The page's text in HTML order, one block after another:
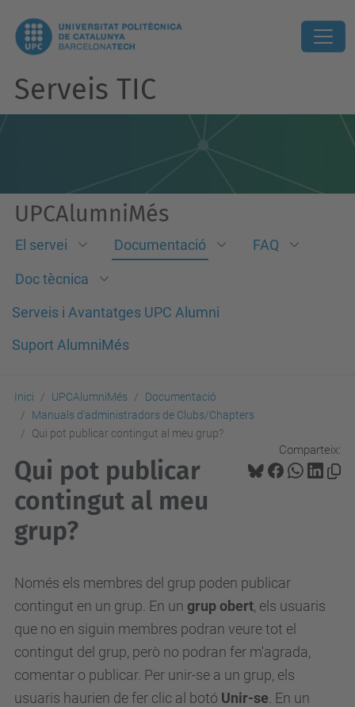
Serveis TIC
UPCAlumniMés
El servei Documentació FAQ
Doc tècnica
Serveis i Avantatges UPC Alumni
Suport AlumniMés
Inici UPCAlumniMés
Documentació
Manuals d'administradors de Clubs/Chapters
Qui pot publicar contingut al meu grup?
Comparteix:
Qui pot publicar
contingut al meu
grup?
Només els membres del grup poden publicar
contingut en un grup. En un grup obert, els usuaris
que no en siguin membres podran veure tot el
contingut del grup, però no podran fer m'agrada,
comentar o publicar. Per unir-se a un grup, els
usuaris haurien de fer clic al botó Unir-se En un